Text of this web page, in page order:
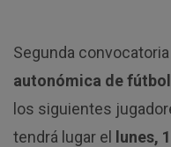
Segunda convocatoria
autonómica de
los siguientes
tendrá lugar el
lunes,